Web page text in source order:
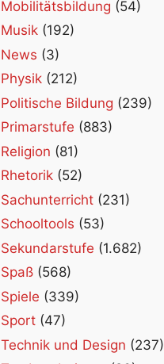
Mobilitätsbildung (54)
Musik (192)
News (3)
Physik (212)
Politische Bildung (239)
Primarstufe (883)
Religion (81)
Rhetorik (52)
Sachunterricht (231)
Schooltools (53)
Sekundarstufe (1.682)
Spaß (568)
Spiele (339)
Sport (47)
Technik und Design (237)